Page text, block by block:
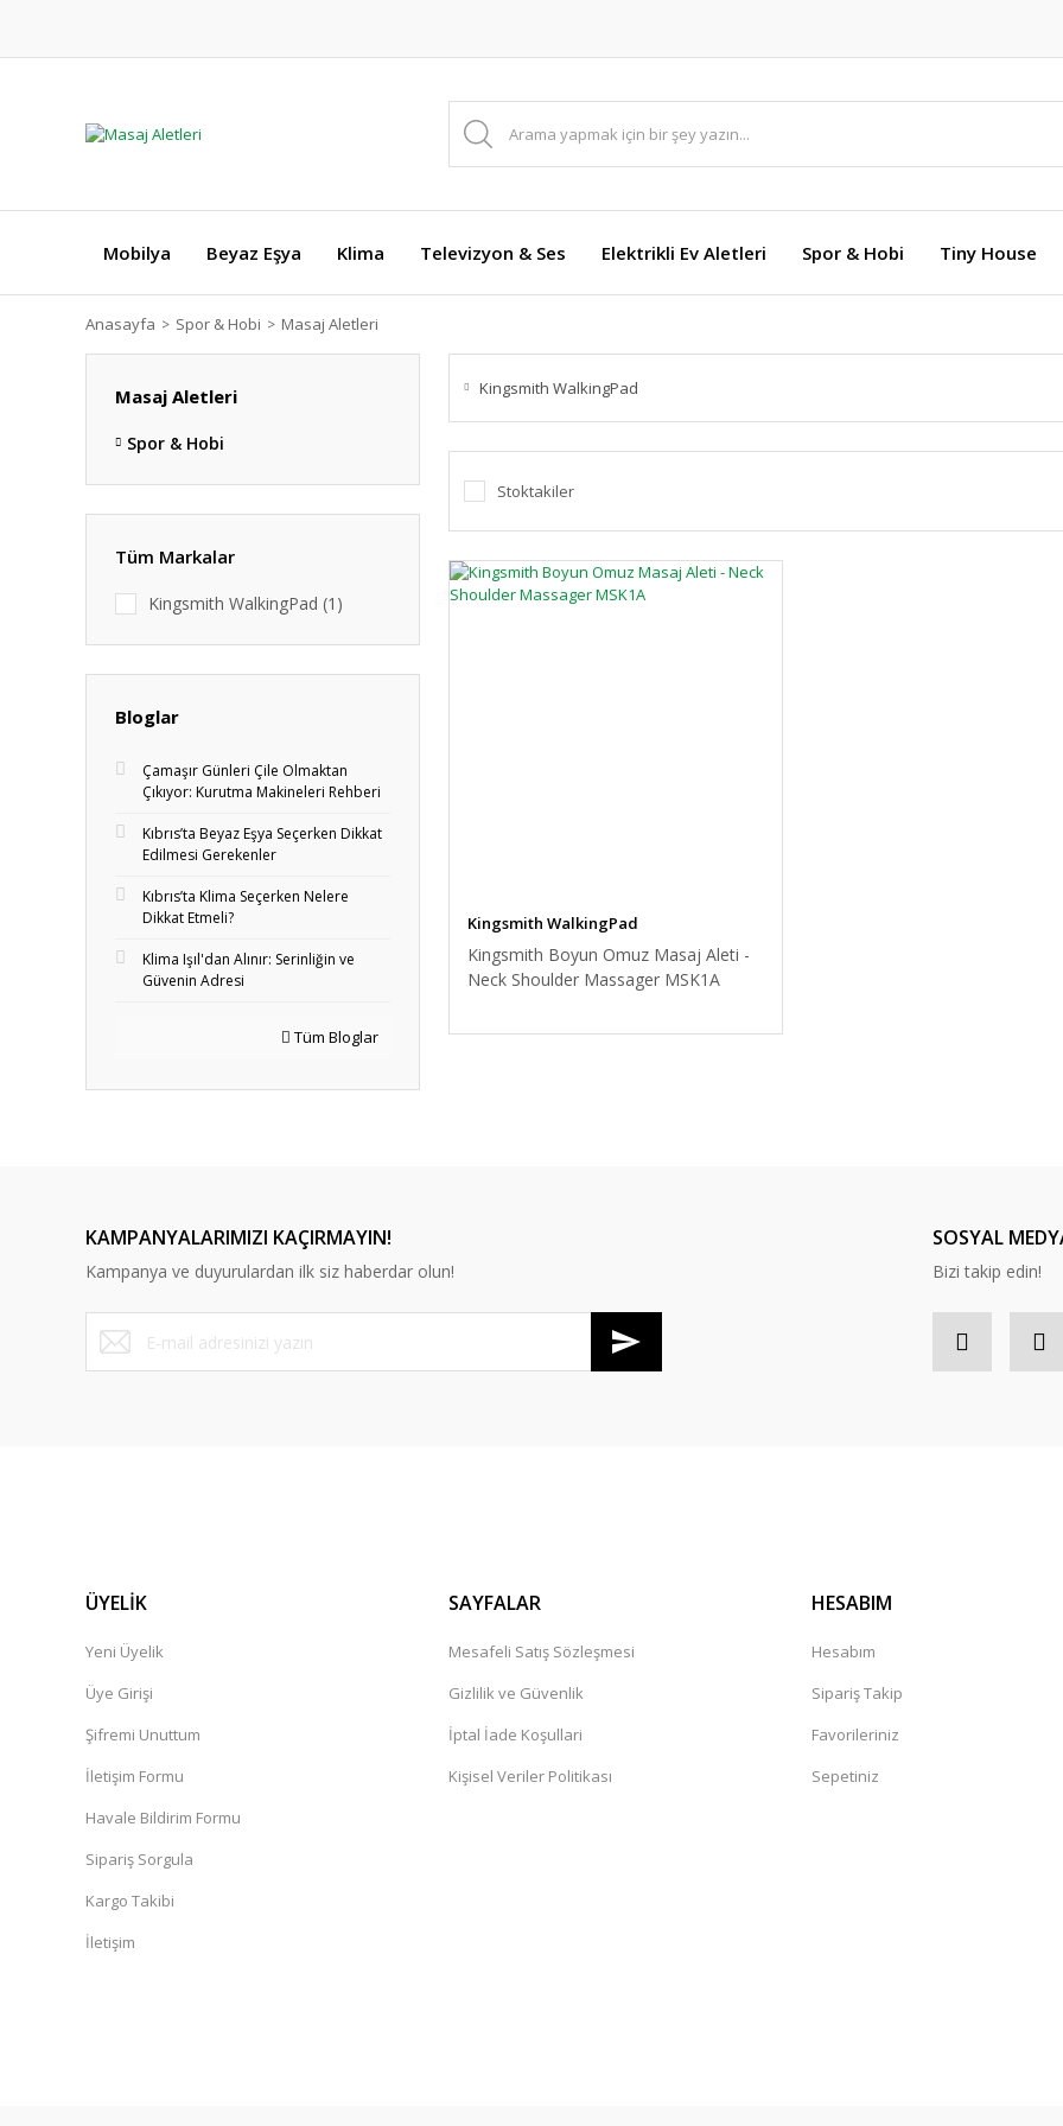
Mobilya Beyaz Eşya Klima Televizyon & Ses Elektrikli Ev Aletleri Spor & Hobi Tiny House
Anasayfa Spor & Hobi Masaj Aletleri
Masaj Aletleri
Spor & Hobi
Tüm Markalar
Kingsmith WalkingPad (1)
Bloglar
Çamaşır Günleri Çile Olmaktan
Çıkıyor: Kurutma Makineleri Rehberi
Kıbrıs’ta Beyaz Eşya Seçerken Dikkat
Edilmesi Gerekenler
Kıbrıs’ta Klima Seçerken Nelere
Dikkat Etmeli?
Klima Işıl'dan Alınır: Serinliğin ve
Güvenin Adresi
Tüm Bloglar
Kingsmith WalkingPad
Stoktakiler
Kingsmith WalkingPad
Kingsmith Boyun Omuz Masaj Aleti -
Neck Shoulder Massager MSK1A
KAMPANYALARIMIZI KAÇIRMAYIN!
Kampanya ve duyurulardan ilk siz haberdar olun!
SOSYAL
Bizi takip edin!
ÜYELİK
Yeni Üyelik
Üye Girişi
Şifremi Unuttum
İletişim Formu
Havale Bildirim Formu
Sipariş Sorgula
Kargo Takibi
İletişim
SAYFALAR
Mesafeli Satış Sözleşmesi
Gizlilik ve Güvenlik
İptal İade Koşullari
Kişisel Veriler Politikası
HESABIM
Hesabım
Sipariş Takip
Favorileriniz
Sepetiniz